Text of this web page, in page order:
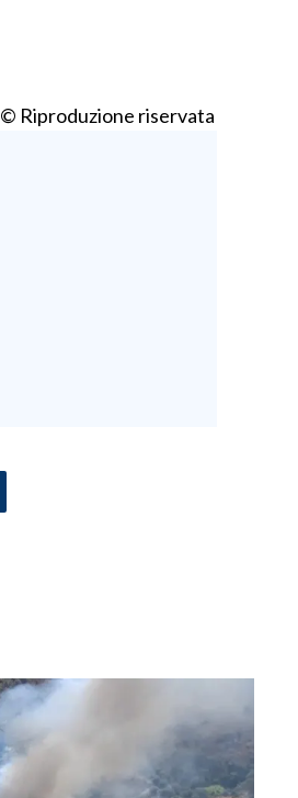
© Riproduzione riservata